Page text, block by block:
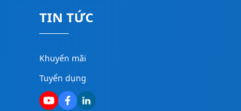
TIN TỨC
Khuyến mãi
Tuyển dụng